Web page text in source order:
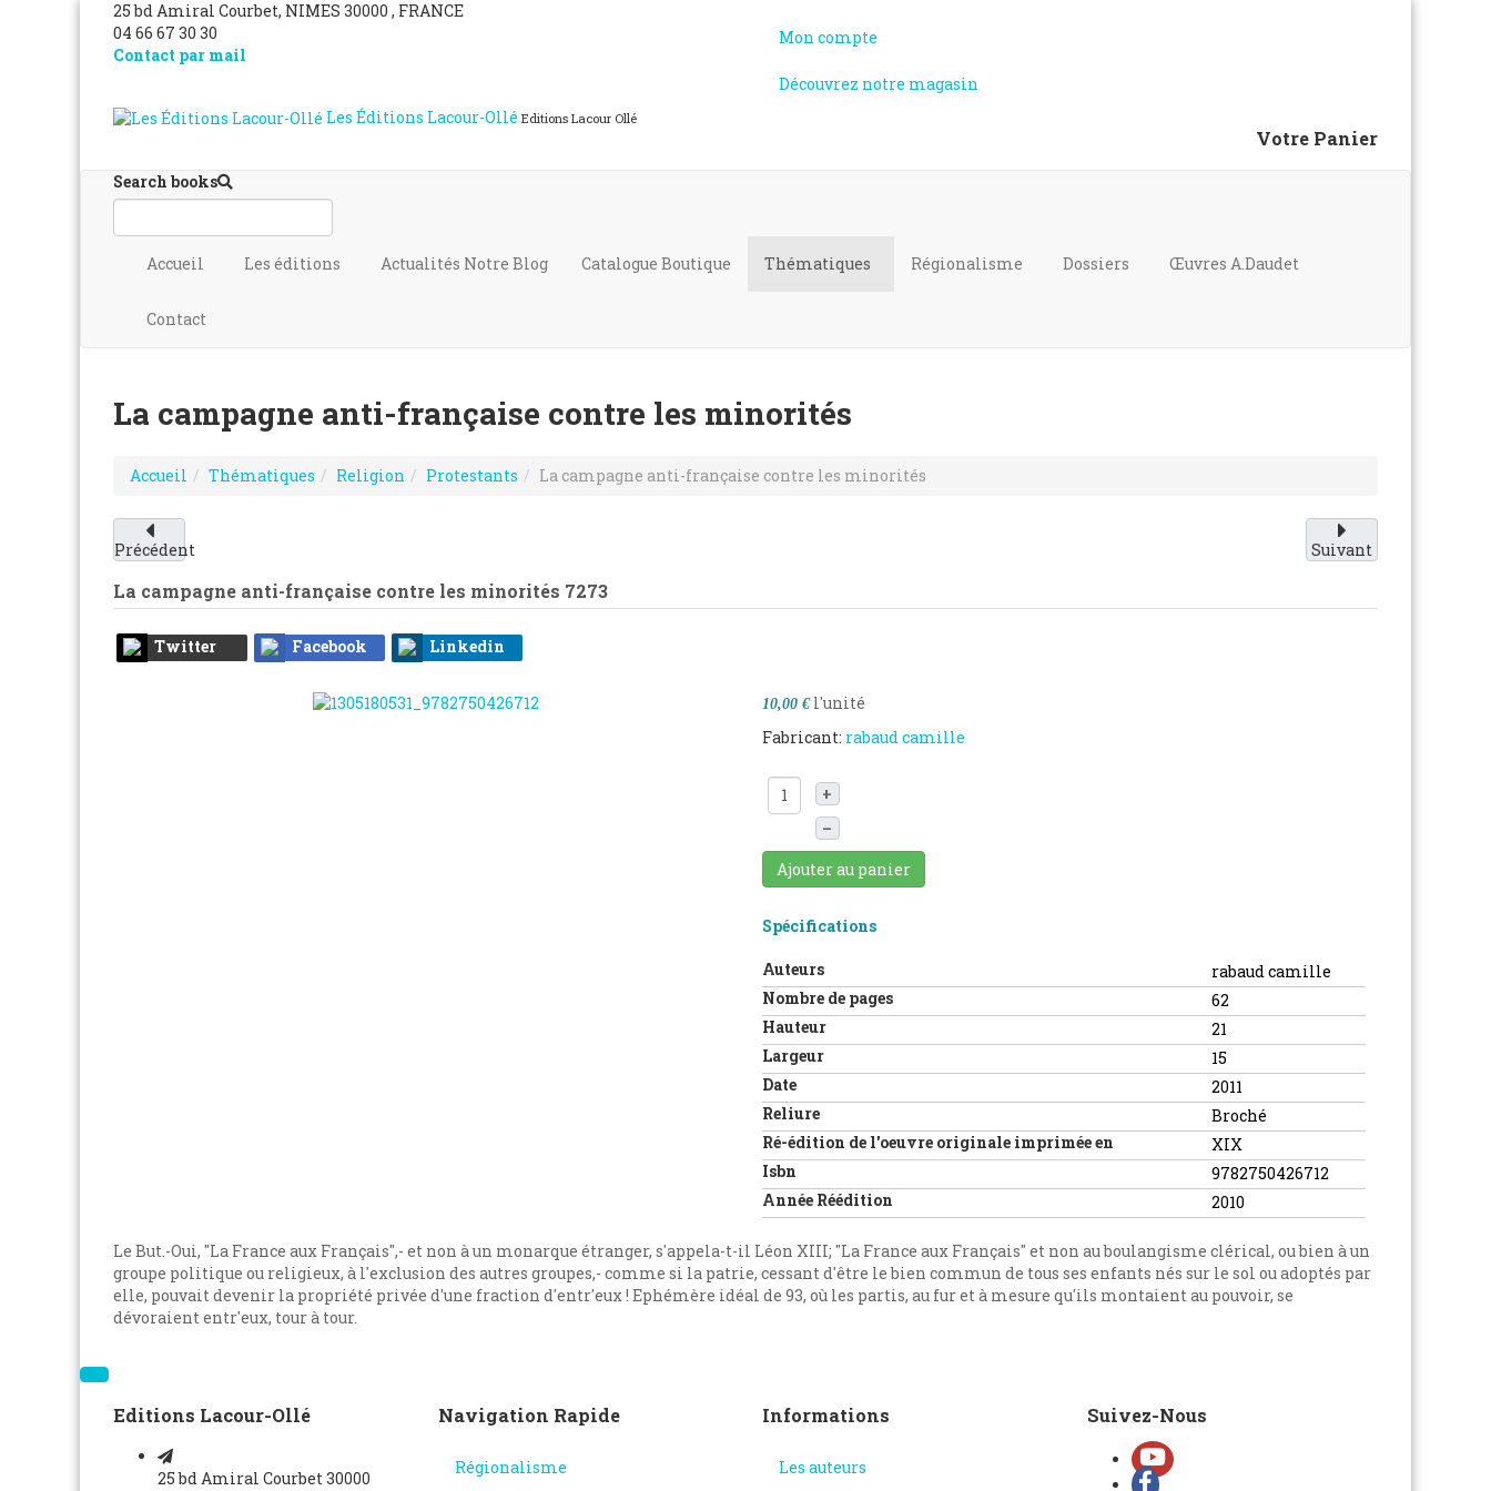
25 bd Amiral Courbet, NIMES 30000 , FRANCE
04 66 67 30 30
Contact par mail
Mon compte
Découvrez notre magasin
Les Éditions Lacour-Ollé Editions Lacour Ollé
Votre Panier
Search books
Accueil Les éditions Actualités Notre Blog Catalogue Boutique Thématiques Régionalisme Dossiers Œuvres A.Daudet
Contact
La campagne anti-française contre les minorités
Accueil Thématiques Religion Protestants La campagne anti-française contre les minorités
Précédent Suivant
La campagne anti-française contre les minorités 7273
Twitter Facebook Linkedin
10,00 € l'unité
Fabricant: rabaud camille
+
–
Ajouter au panier
Spécifications
Auteurs
rabaud camille
Nombre de pages
62
Hauteur
21
Largeur
15
Date
2011
Reliure
Broché
Ré-édition de l'oeuvre originale imprimée en
XIX
Isbn
9782750426712
Année Réédition
2010
Le But.-Oui, "La France aux Français",- et non à un monarque étranger, s'appela-t-il Léon XIII; "La France aux Français" et non au boulangisme clérical, ou bien à un
groupe politique ou religieux, à l'exclusion des autres groupes,- comme si la patrie, cessant d'être le bien commun de tous ses enfants nés sur le sol ou adoptés par
elle, pouvait devenir la propriété privée d'une fraction d'entr'eux ! Ephémère idéal de 93, où les partis, au fur et à mesure qu'ils montaient au pouvoir, se
dévoraient entr'eux, tour à tour.
Editions Lacour-Ollé
25 bd Amiral Courbet 30000
Navigation Rapide
Régionalisme
Informations
Les auteurs
Suivez-Nous